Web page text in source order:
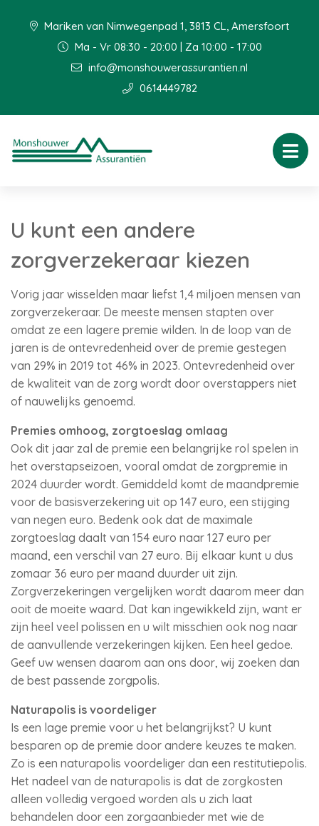
Mariken van Nimwegenpad 1, 3813 CL, Amersfoort
Ma - Vr 08:30 - 20:00 | Za 10:00 - 17:00
info@monshouwerassurantien.nl
0614449782
U kunt een andere
zorgverzekeraar kiezen
Vorig jaar wisselden maar liefst 1,4 miljoen mensen van
zorgverzekeraar. De meeste mensen stapten over
omdat ze een lagere premie wilden. In de loop van de
jaren is de ontevredenheid over de premie gestegen
van 29% in 2019 tot 46% in 2023. Ontevredenheid over
de kwaliteit van de zorg wordt door overstappers niet
of nauwelijks genoemd.
Premies omhoog, zorgtoeslag omlaag
Ook dit jaar zal de premie een belangrijke rol spelen in
het overstapseizoen, vooral omdat de zorgpremie in
2024 duurder wordt. Gemiddeld komt de maandpremie
voor de basisverzekering uit op 147 euro, een stijging
van negen euro. Bedenk ook dat de maximale
zorgtoeslag daalt van 154 euro naar 127 euro per
maand, een verschil van 27 euro. Bij elkaar kunt u dus
zomaar 36 euro per maand duurder uit zijn.
Zorgverzekeringen vergelijken wordt daarom meer dan
ooit de moeite waard. Dat kan ingewikkeld zijn, want er
zijn heel veel polissen en u wilt misschien ook nog naar
de aanvullende verzekeringen kijken. Een heel gedoe.
Geef uw wensen daarom aan ons door, wij zoeken dan
de best passende zorgpolis.
Naturapolis is voordeliger
Is een lage premie voor u het belangrijkst? U kunt
besparen op de premie door andere keuzes te maken.
Zo is een naturapolis voordeliger dan een restitutiepolis.
Het nadeel van de naturapolis is dat de zorgkosten
alleen volledig vergoed worden als u zich laat
behandelen door een zorgaanbieder met wie de